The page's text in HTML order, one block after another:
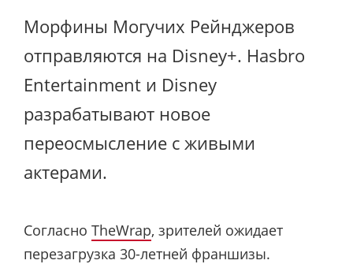
Морфины Могучих Рейнджеров
отправляются на Disney+. Hasbro
Entertainment и Disney
разрабатывают новое
переосмысление с живыми
актерами.
Согласно TheWrap, зрителей ожидает
перезагрузка 30-летней франшизы.